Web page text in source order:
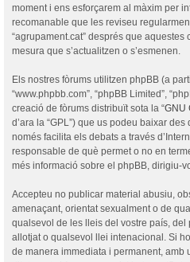
moment i ens esforçarem al màxim per
recomanable que les reviseu
“agrupament.cat” després que
mesura que s’actualitzen o s’esmenen.
Els nostres fòrums utilitzen phpBB (a
“www.phpbb.com”, “phpBB Limited”,
creació de fòrums distribuït sota la “GNU
d’ara la “GPL”) que us podeu baixar des
només facilita els debats a través
responsable de què permet o no en
més informació sobre el phpBB, dirigiu-
Accepteu no publicar material abusiu,
amenaçant, orientat sexualment o de
qualsevol de les lleis del vostre país, del
allotjat o qualsevol llei intenacional. Si
de manera immediata i permanent, amb